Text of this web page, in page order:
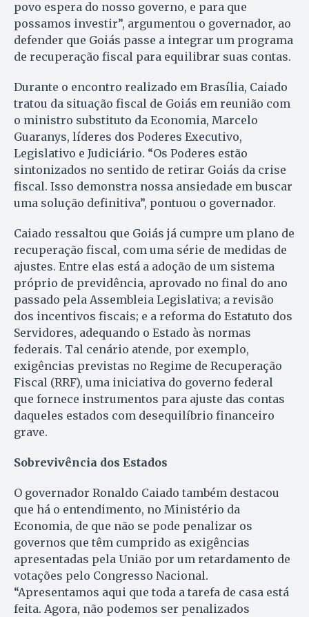
povo espera do nosso governo, e para que
possamos investir”, argumentou o governador, ao
defender que Goiás passe a integrar um programa
de recuperação fiscal para equilibrar suas contas.
Durante o encontro realizado em Brasília, Caiado
tratou da situação fiscal de Goiás em reunião com
o ministro substituto da Economia, Marcelo
Guaranys, líderes dos Poderes Executivo,
Legislativo e Judiciário. “Os Poderes estão
sintonizados no sentido de retirar Goiás da crise
fiscal. Isso demonstra nossa ansiedade em buscar
uma solução definitiva”, pontuou o governador.
Caiado ressaltou que Goiás já cumpre um plano de
recuperação fiscal, com uma série de medidas de
ajustes. Entre elas está a adoção de um sistema
próprio de previdência, aprovado no final do ano
passado pela Assembleia Legislativa; a revisão
dos incentivos fiscais; e a reforma do Estatuto dos
Servidores, adequando o Estado às normas
federais. Tal cenário atende, por exemplo,
exigências previstas no Regime de Recuperação
Fiscal (RRF), uma iniciativa do governo federal
que fornece instrumentos para ajuste das contas
daqueles estados com desequilíbrio financeiro
grave.
Sobrevivência dos Estados
O governador Ronaldo Caiado também destacou
que há o entendimento, no Ministério da
Economia, de que não se pode penalizar os
governos que têm cumprido as exigências
apresentadas pela União por um retardamento de
votações pelo Congresso Nacional.
“Apresentamos aqui que toda a tarefa de casa está
feita. Agora, não podemos ser penalizados